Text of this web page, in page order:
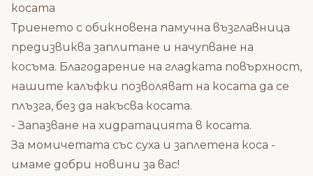
косата
Триенето с обикновена памучна възглавница
предизвиква заплитане и начупване на
косъма. Благодарение на гладката повърхност,
нашите калъфки позволяват на косата да се
плъзга, без да накъсва косата.
- Запазване на хидратацията в косата.
За момичетата със суха и заплетена коса -
имаме добри новини за вас!